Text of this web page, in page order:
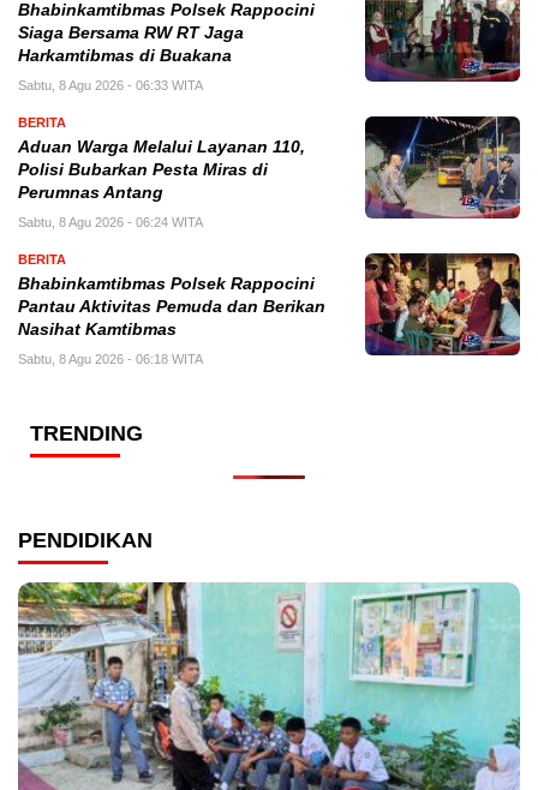
Bhabinkamtibmas Polsek Rappocini
Siaga Bersama RW RT Jaga
Harkamtibmas di Buakana
Sabtu, 8 Agu 2026 - 06:33 WITA
BERITA
Aduan Warga Melalui Layanan 110,
Polisi Bubarkan Pesta Miras di
Perumnas Antang
Sabtu, 8 Agu 2026 - 06:24 WITA
BERITA
Bhabinkamtibmas Polsek Rappocini
Pantau Aktivitas Pemuda dan Berikan
Nasihat Kamtibmas
Sabtu, 8 Agu 2026 - 06:18 WITA
TRENDING
PENDIDIKAN